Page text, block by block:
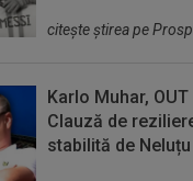
citeşte ştirea pe
Karlo Muhar, OUT
Clauză de
stabilită de